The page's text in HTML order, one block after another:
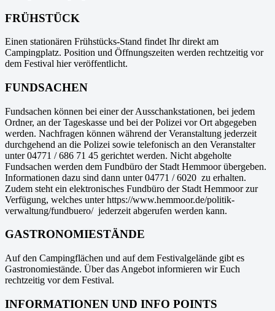
FRÜHSTÜCK
Einen stationären Frühstücks-Stand findet Ihr direkt am
Campingplatz. Position und Öffnungszeiten werden rechtzeitig vor
dem Festival hier veröffentlicht.
FUNDSACHEN
Fundsachen können bei einer der Ausschankstationen, bei jedem
Ordner, an der Tageskasse und bei der Polizei vor Ort abgegeben
werden. Nachfragen können während der Veranstaltung jederzeit
durchgehend an die Polizei sowie telefonisch an den Veranstalter
unter 04771 / 686 71 45 gerichtet werden. Nicht abgeholte
Fundsachen werden dem Fundbüro der Stadt Hemmoor übergeben.
Informationen dazu sind dann unter 04771 / 6020 zu erhalten.
Zudem steht ein elektronisches Fundbüro der Stadt Hemmoor zur
Verfügung, welches unter https://www.hemmoor.de/politik-
verwaltung/fundbuero/ jederzeit abgerufen werden kann.
GASTRONOMIESTÄNDE
Auf den Campingflächen und auf dem Festivalgelände gibt es
Gastronomiestände. Über das Angebot informieren wir Euch
rechtzeitig vor dem Festival.
INFORMATIONEN UND INFO POINTS